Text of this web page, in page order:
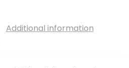
Additional information